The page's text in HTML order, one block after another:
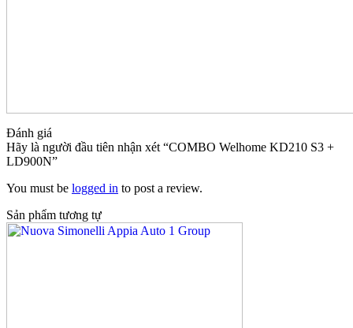
Đánh giá
Hãy là người đầu tiên nhận xét “COMBO Welhome KD210 S3 +
LD900N”
You must be logged in to post a review.
Sản phẩm tương tự